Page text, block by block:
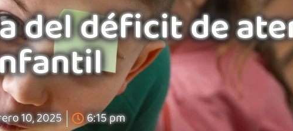
del déficit de
10, 2025 6:15 pm